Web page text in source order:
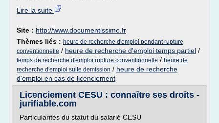
Lire la suite
Site : http://www.documentissime.fr
Thèmes liés : heure de recherche d'emploi pendant rupture
conventionnelle / heure de recherche d'emploi temps partiel /
temps de recherche d'emploi rupture conventionnelle / heure de
recherche d'emploi suite demission / heure de recherche
d'emploi en cas de licenciement
Licenciement CESU : connaître ses droits -
jurifiable.com
Particularités du statut du salarié CESU